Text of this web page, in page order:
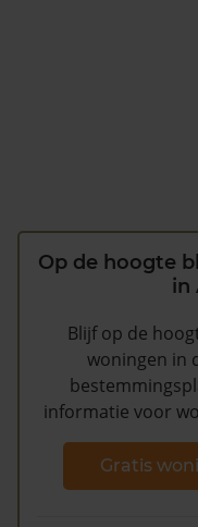
Op de hoogte
in
Blijf op de
woningen in
informatie voor
Gratis